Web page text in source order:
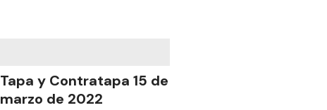
Tapa y Contratapa 15 de
marzo de 2022